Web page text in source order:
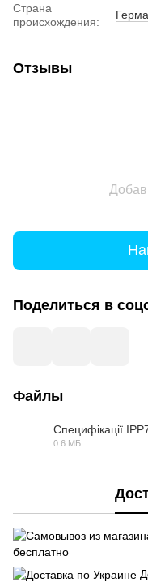
Страна
происхождения:
Отзывы
Поделиться в
Файлы
Специфікації
0.6 МБ
бесплатно